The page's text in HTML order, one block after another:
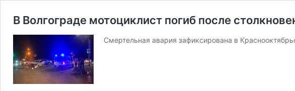
В Волгограде мотоциклист погиб после
Смертельная авария зафиксирована в